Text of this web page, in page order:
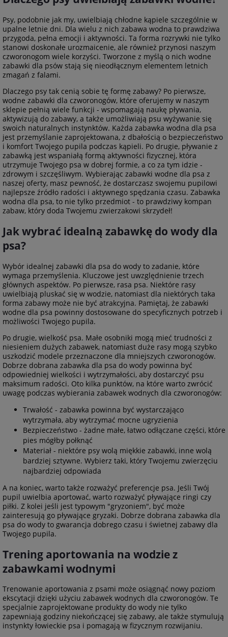
Psy, podobnie jak my, uwielbiają chłodne kąpiele szczególnie w
upalne letnie dni. Dla wielu z nich zabawa wodna to prawdziwa
przygoda, pełna emocji i aktywności. Ta forma rozrywki nie tylko
stanowi doskonałe urozmaicenie, ale również przynosi naszym
czworonogom wiele korzyści. Tworzone z myślą o nich wodne
zabawki dla psów stają się nieodłącznym elementem letnich
zmagań z falami.
Dlaczego psy tak cenią sobie tę formę zabawy? Po pierwsze,
wodne zabawki dla czworonogów, które oferujemy w naszym
sklepie pełnią wiele funkcji - wspomagają naukę pływania,
aktywizują do zabawy, a także umożliwiają psu wyżywanie się
swoich naturalnych instynktów. Każda zabawka wodna dla psa
jest przemyślanie zaprojektowana, z dbałością o bezpieczeństwo
i komfort Twojego pupila podczas kąpieli. Po drugie, pływanie z
zabawką jest wspaniałą formą aktywności fizycznej, która
utrzymuje Twojego psa w dobrej formie, a co za tym idzie -
zdrowym i szczęśliwym. Wybierając zabawki wodne dla psa z
naszej oferty, masz pewność, że dostarczasz swojemu pupilowi
najlepsze źródło radości i aktywnego spędzania czasu. Zabawka
wodna dla psa, to nie tylko przedmiot - to prawdziwy kompan
zabaw, który doda Twojemu zwierzakowi skrzydeł!
Jak wybrać idealną zabawkę do wody dla
psa?
Wybór idealnej zabawki dla psa do wody to zadanie, które
wymaga przemyślenia. Kluczowe jest uwzględnienie trzech
głównych aspektów. Po pierwsze, rasa psa. Niektóre rasy
uwielbiają pluskać się w wodzie, natomiast dla niektórych taka
forma zabawy może nie być atrakcyjna. Pamiętaj, że zabawki
wodne dla psa powinny dostosowane do specyficznych potrzeb i
możliwości Twojego pupila.
Po drugie, wielkość psa. Małe osobniki mogą mieć trudności z
niesieniem dużych zabawek, natomiast duże rasy mogą szybko
uszkodzić modele przeznaczone dla mniejszych czworonogów.
Dobrze dobrana zabawka dla psa do wody powinna być
odpowiedniej wielkości i wytrzymałości, aby dostarczyć psu
maksimum radości. Oto kilka punktów, na które warto zwrócić
uwagę podczas wybierania zabawek wodnych dla czworonogów:
Trwałość - zabawka powinna być wystarczająco
wytrzymała, aby wytrzymać mocne ugryzienia
Bezpieczeństwo - żadne małe, łatwo odłączane części, które
pies mógłby połknąć
Materiał - niektóre psy wolą miękkie zabawki, inne wolą
bardziej sztywne. Wybierz taki, który Twojemu zwierzęciu
najbardziej odpowiada
A na koniec, warto także rozważyć preferencje psa. Jeśli Twój
pupil uwielbia aportować, warto rozważyć pływające ringi czy
piłki. Z kolei jeśli jest typowym "gryzoniem", być może
zainteresują go pływające gryzaki. Dobrze dobrana zabawka dla
psa do wody to gwarancja dobrego czasu i świetnej zabawy dla
Twojego pupila.
Trening aportowania na wodzie z
zabawkami wodnymi
Trenowanie aportowania z psami może osiągnąć nowy poziom
ekscytacji dzięki użyciu zabawek wodnych dla czworonogów. Te
specjalnie zaprojektowane produkty do wody nie tylko
zapewniają godziny niekończącej się zabawy, ale także stymulują
instynkty łowieckie psa i pomagają w fizycznym rozwijaniu.